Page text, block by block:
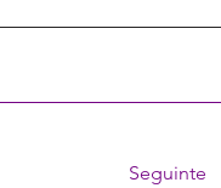
Seguinte